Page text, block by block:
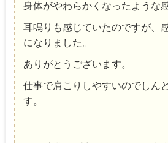
身体がやわらかくなったような
耳鳴りも感じていたのですが、
になりました。
ありがとうございます。
仕事で肩こりしやすいのでしん
す。